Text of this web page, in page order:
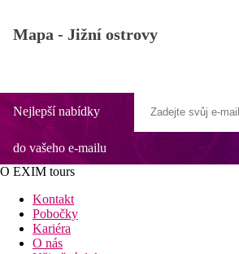
Mapa - Jižní ostrovy
Nejlepší nabídky
do vašeho e-mailu
O EXIM tours
Kontakt
Pobočky
Kariéra
O nás